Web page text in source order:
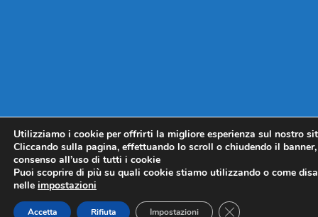
Utilizziamo i cookie per offrirti la migliore esperienza sul nostro
Cliccando sulla pagina, effettuando lo scroll o chiudendo il
consenso all’uso di tutti i cookie
Puoi scoprire di più su quali cookie stiamo utilizzando o come
nelle impostazioni
Accetta Rifiuta Impostazioni CLOSE GDPR